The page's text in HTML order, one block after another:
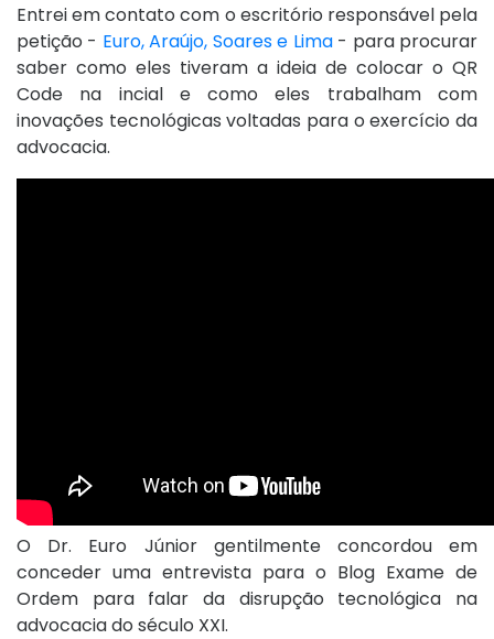
Entrei em contato com o escritório responsável pela
petição - Euro, Araújo, Soares e Lima- para procurar
saber como eles tiveram a ideia de colocar o QR
Code na incial e como eles trabalham com
inovações tecnológicas voltadas para o exercício da
advocacia.
O Dr. Euro Júnior gentilmente concordou em
conceder uma entrevista para o Blog Exame de
Ordem para falar da disrupção tecnológica na
advocacia do século XXI.